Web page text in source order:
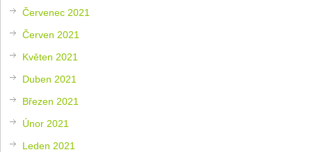
Červenec 2021
Červen 2021
Květen 2021
Duben 2021
Březen 2021
Únor 2021
Leden 2021